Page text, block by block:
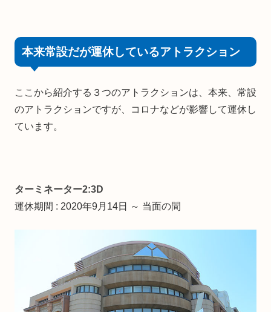
本来常設だが運休しているアトラクション
ここから紹介する３つのアトラクションは、本来、常設
のアトラクションですが、コロナなどが影響して運休し
ています。
ターミネーター2:3D
運休期間 : 2020年9月14日 ～ 当面の間